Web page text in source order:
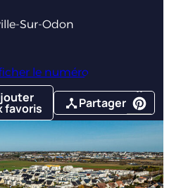
Sur-Odon
le numéro
favoris Partager